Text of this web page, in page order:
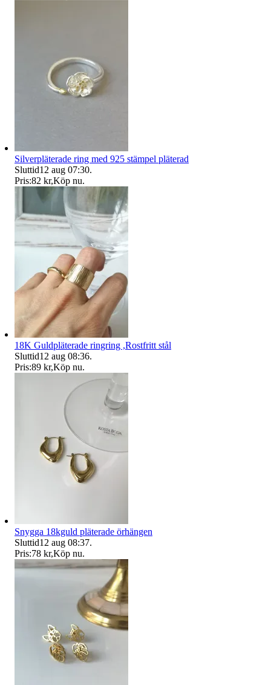
Silverpläterade ring med 925 stämpel pläterad
Sluttid12 aug 07:30.
Pris:82 kr,Köp nu.
18K Guldpläterade ringring ,Rostfritt stål
Sluttid12 aug 08:36.
Pris:89 kr,Köp nu.
Snygga 18kguld pläterade örhängen
Sluttid12 aug 08:37.
Pris:78 kr,Köp nu.